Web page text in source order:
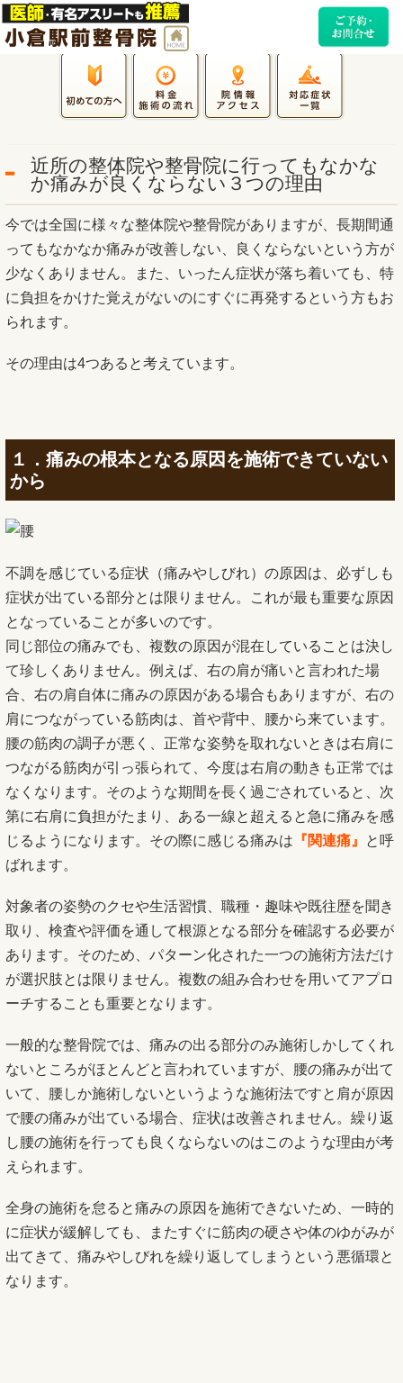
近所の整体院や整骨院に行ってもなかな
か痛みが良くならない３つの理由
今では全国に様々な整体院や整骨院がありますが、長期間通
ってもなかなか痛みが改善しない、良くならないという方が
少なくありません。また、いったん症状が落ち着いても、特
に負担をかけた覚えがないのにすぐに再発するという方もお
られます。
その理由は4つあると考えています。
１．痛みの根本となる原因を施術できていない
から
不調を感じている症状（痛みやしびれ）の原因は、必ずしも
症状が出ている部分とは限りません。これが最も重要な原因
となっていることが多いのです。
同じ部位の痛みでも、複数の原因が混在していることは決し
て珍しくありません。例えば、右の肩が痛いと言われた場
合、右の肩自体に痛みの原因がある場合もありますが、右の
肩につながっている筋肉は、首や背中、腰から来ています。
腰の筋肉の調子が悪く、正常な姿勢を取れないときは右肩に
つながる筋肉が引っ張られて、今度は右肩の動きも正常では
なくなります。そのような期間を長く過ごされていると、次
第に右肩に負担がたまり、ある一線と超えると急に痛みを感
じるようになります。その際に感じる痛みは 『関連痛』
と呼
ばれます。
対象者の姿勢のクセや生活習慣、職種・趣味や既往歴を聞き
取り、検査や評価を通して根源となる部分を確認する必要が
あります。そのため、パターン化された一つの施術方法だけ
が選択肢とは限りません。複数の組み合わせを用いてアプロ
ーチすることも重要となります。
一般的な整骨院では、痛みの出る部分のみ施術しかしてくれ
ないところがほとんどと言われていますが、腰の痛みが出て
いて、腰しか施術しないというような施術法ですと肩が原因
で腰の痛みが出ている場合、症状は改善されません。繰り返
し腰の施術を行っても良くならないのはこのような理由が考
えられます。
全身の施術を怠ると痛みの原因を施術できないため、一時的
に症状が緩解しても、またすぐに筋肉の硬さや体のゆがみが
出てきて、痛みやしびれを繰り返してしまうという悪循環と
なります。